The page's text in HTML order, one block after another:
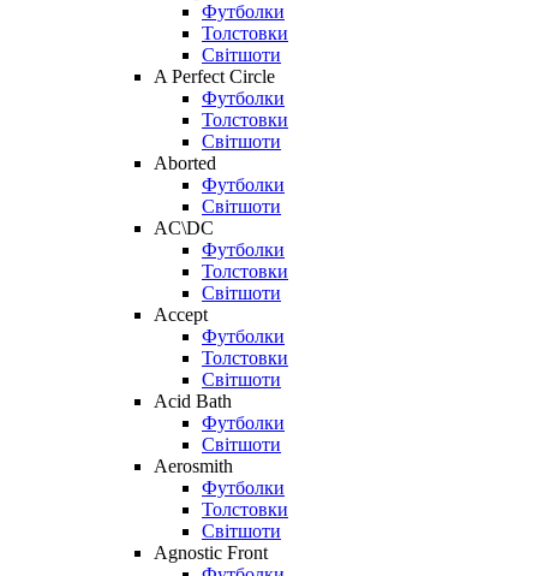
Футболки
Толстовки
Світшоти
A Perfect Circle
Футболки
Толстовки
Світшоти
Aborted
Футболки
Світшоти
AC\DC
Футболки
Толстовки
Світшоти
Accept
Футболки
Толстовки
Світшоти
Acid Bath
Футболки
Світшоти
Aerosmith
Футболки
Толстовки
Світшоти
Agnostic Front